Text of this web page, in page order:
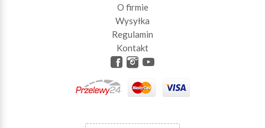
O firmie
Wysyłka
Regulamin
Kontakt